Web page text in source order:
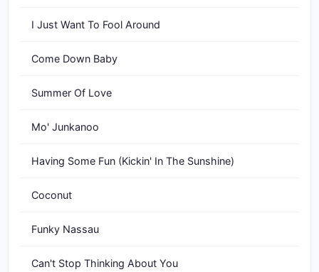
I Just Want To Fool Around
Come Down Baby
Summer Of Love
Mo' Junkanoo
Having Some Fun (Kickin' In The Sunshine)
Coconut
Funky Nassau
Can't Stop Thinking About You